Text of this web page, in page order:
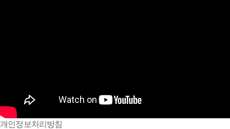
개인정보처리방침